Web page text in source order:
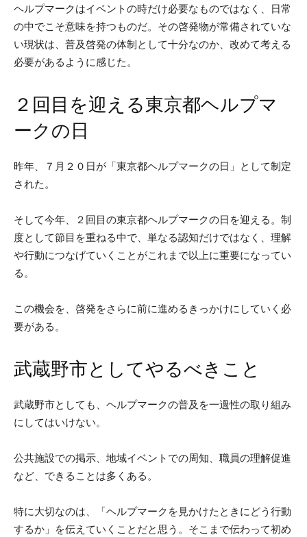
ヘルプマークはイベントの時だけ必要なものではなく、日常
の中でこそ意味を持つものだ。その啓発物が常備されていな
い現状は、普及啓発の体制として十分なのか、改めて考える
必要があるように感じた。
２回目を迎える東京都ヘルプマ
ークの日
昨年、７月２０日が「東京都ヘルプマークの日」として制定
された。
そして今年、２回目の東京都ヘルプマークの日を迎える。制
度として節目を重ねる中で、単なる認知だけではなく、理解
や行動につなげていくことがこれまで以上に重要になってい
る。
この機会を、啓発をさらに前に進めるきっかけにしていく必
要がある。
武蔵野市としてやるべきこと
武蔵野市としても、ヘルプマークの普及を一過性の取り組み
にしてはいけない。
公共施設での掲示、地域イベントでの周知、職員の理解促進
など、できることは多くある。
特に大切なのは、「ヘルプマークを見かけたときにどう行動
するか」を伝えていくことだと思う。そこまで伝わって初め